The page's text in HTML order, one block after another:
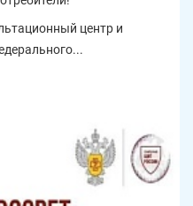
центр и